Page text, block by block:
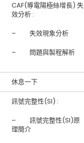
CAF(導電陽極絲增長) 失
效分析 :
– 失效現象分析
– 問題與製程解析
休息一下
訊號完整性(SI) :
– 訊號完整性(SI)原
理簡介